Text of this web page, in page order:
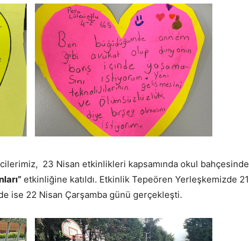
23 Nisan etkinlikleri kapsamında okul bahçesinde
etkinliğine katıldı. Etkinlik Tepeören Yerleşkemizde 21
ise 22 Nisan Çarşamba günü gerçekleşti.